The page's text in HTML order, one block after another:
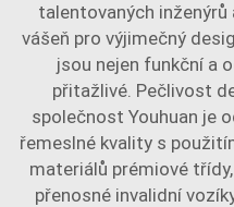
talentovaných
vášeň pro výjimečný
jsou nejen funkční a
přitažlivé. Pečlivost
společnost Youhuan je
řemeslné kvality s
materiálů prémiové
přenosné invalidní